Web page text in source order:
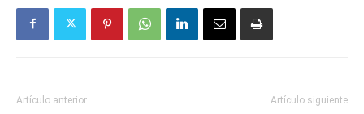
Artículo anterior Artículo siguiente